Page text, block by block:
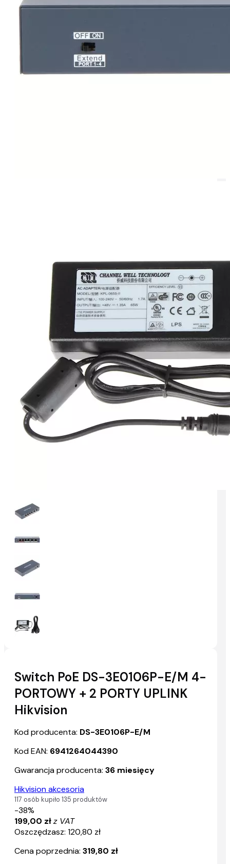
Switch PoE DS-3E0106P-E/M 4-
PORTOWY + 2 PORTY UPLINK
Hikvision
Kod producenta: DS-3E0106P-E/M
Kod EAN: 6941264044390
Gwarancja producenta: 36 miesięcy
Hikvision akcesoria
117 osób kupiło 135 produktów
-38%
199,00 złz VAT
Oszczędzasz: 120,80 zł
Cena poprzednia: 319,80 zł